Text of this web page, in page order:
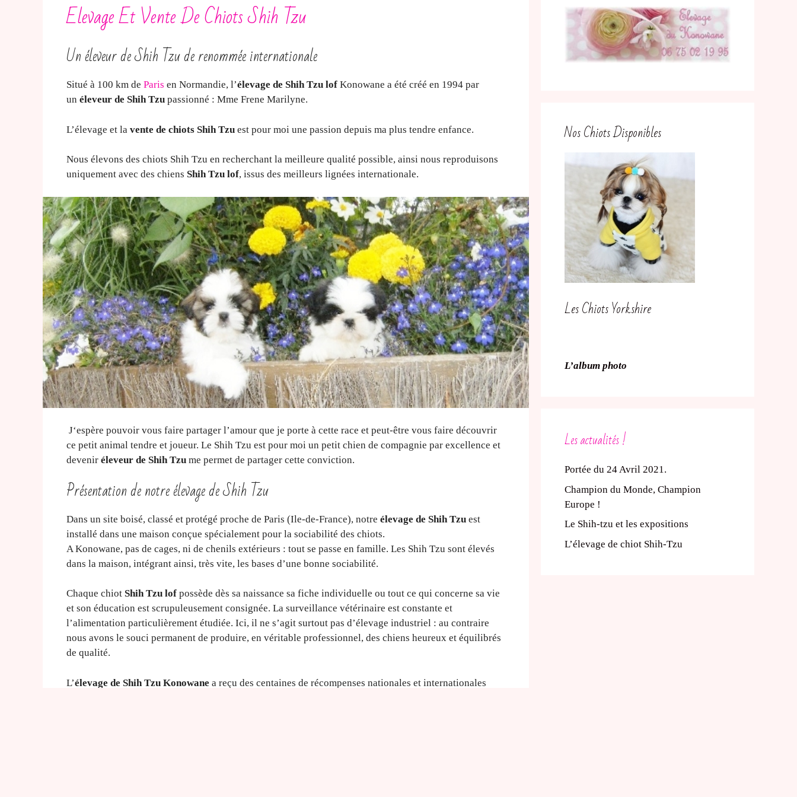
Elevage Et Vente De Chiots Shih Tzu
Un éleveur de Shih Tzu de renommée internationale
Situé à 100 km de Paris en Normandie, l’élevage de Shih Tzu lof Konowane a été créé en 1994 par
un éleveur de Shih Tzu passionné : Mme Frene Marilyne.
L’élevage et la vente de chiots Shih Tzu est pour moi une passion depuis ma plus tendre enfance.
Nous élevons des chiots Shih Tzu en recherchant la meilleure qualité possible, ainsi nous reproduisons
uniquement avec des chiens Shih Tzu lof, issus des meilleurs lignées internationale.
J‘espère pouvoir vous faire partager l’amour que je porte à cette race et peut-être vous faire découvrir
ce petit animal tendre et joueur. Le Shih Tzu est pour moi un petit chien de compagnie par excellence et
devenir éleveur de Shih Tzu me permet de partager cette conviction.
Présentation de notre élevage de Shih Tzu
Dans un site boisé, classé et protégé proche de Paris (Ile-de-France), notre élevage de Shih Tzu est
installé dans une maison conçue spécialement pour la sociabilité des chiots.
A Konowane, pas de cages, ni de chenils extérieurs : tout se passe en famille. Les Shih Tzu sont élevés
dans la maison, intégrant ainsi, très vite, les bases d’une bonne sociabilité.
Chaque chiot Shih Tzu lof possède dès sa naissance sa fiche individuelle ou tout ce qui concerne sa vie
et son éducation est scrupuleusement consignée. La surveillance vétérinaire est constante et
l’alimentation particulièrement étudiée. Ici, il ne s’agit surtout pas d’élevage industriel : au contraire
nous avons le souci permanent de produire, en véritable professionnel, des chiens heureux et équilibrés
de qualité.
L’élevage de Shih Tzu Konowane a reçu des centaines de récompenses nationales et internationales
Nos Chiots Disponibles
Les Chiots Yorkshire
L’album photo
Les actualités !
Portée du 24 Avril 2021.
Champion du Monde, Champion
Europe !
Le Shih-tzu et les expositions
L’élevage de chiot Shih-Tzu